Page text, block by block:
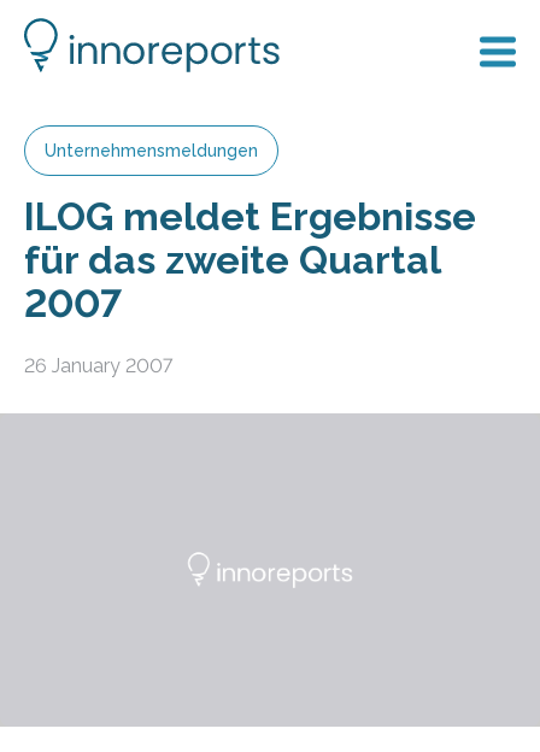
Unternehmensmeldungen
ILOG meldet Ergebnisse
für das zweite Quartal
2007
26 January 2007